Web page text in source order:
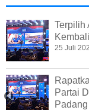
Terpilih
25 Juli
Partai
Padang